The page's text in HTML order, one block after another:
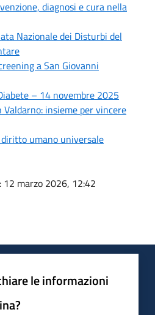
diagnosi e cura nella
Nazionale dei Disturbi del
a San Giovanni
– 14 novembre 2025
insieme per vincere
umano universale
: 12 marzo 2026, 12:42
le informazioni